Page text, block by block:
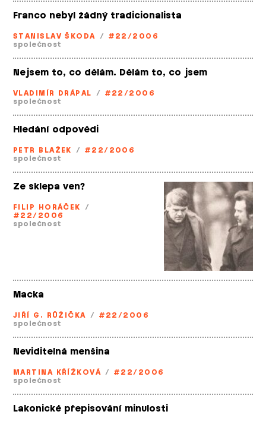
Franco nebyl žádný tradicionalista
STANISLAV ŠKODA / #22/2006
společnost
Nejsem to, co dělám. Dělám to, co jsem
VLADIMÍR DRÁPAL / #22/2006
společnost
Hledání odpovědi
PETR BLAŽEK / #22/2006
společnost
Ze sklepa ven?
FILIP HORÁČEK /
#22/2006
společnost
Macka
JIŘÍ G. RŮŽIČKA / #22/2006
společnost
Neviditelná menšina
MARTINA KŘÍŽKOVÁ / #22/2006
společnost
Lakonické přepisování minulosti